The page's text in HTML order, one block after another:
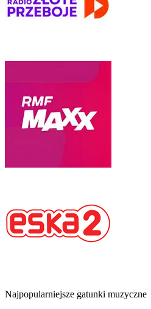
Najpopularniejsze gatunki muzyczne